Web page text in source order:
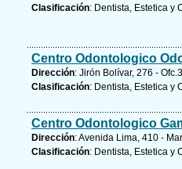
Clasificación: Dentista, Estetica y
Centro Odontologico
Dirección: Jirón Bolívar, 276 -
Clasificación: Dentista, Estetica y
Centro Odontologico
Dirección: Avenida Lima, 410 -
Clasificación: Dentista, Estetica y